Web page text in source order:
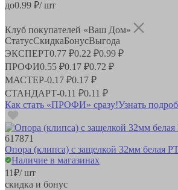
до0.99 ₽/ шт
Клуб покупателей «Ваш Дом»
СтатусСкидкаБонусВыгода
ЭКСПЕРТ0.77 ₽0.22 ₽0.99 ₽
ПРОФИ0.55 ₽0.17 ₽0.72 ₽
МАСТЕР-0.17 ₽0.17 ₽
СТАНДАРТ-0.11 ₽0.11 ₽
Как стать «ПРОФИ» сразу!Узнать
617871
Опора (клипса) с защелкой 32мм белая
Наличие в магазинах
11₽/ шт
скидка и бонус